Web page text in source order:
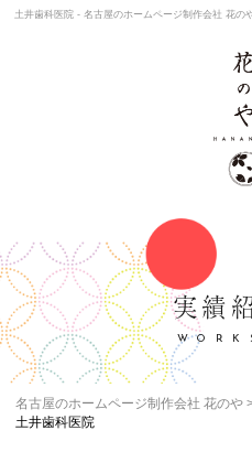
土井歯科医院 - 名古屋のホームページ制作会社 花の
実績
名古屋のホームページ制作会社 花のや
土井歯科医院